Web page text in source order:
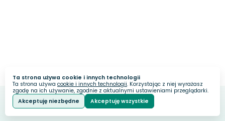
Ta strona używa cookie i innych technologii
Ta strona używa cookie i innych technologii. Korzystając z niej wyrażasz
zgodę na ich używanie, zgodnie z aktualnymi ustawieniami przeglądarki.
Akceptuję niezbędne
Akceptuję wszystkie
Stworzone naWebankieta